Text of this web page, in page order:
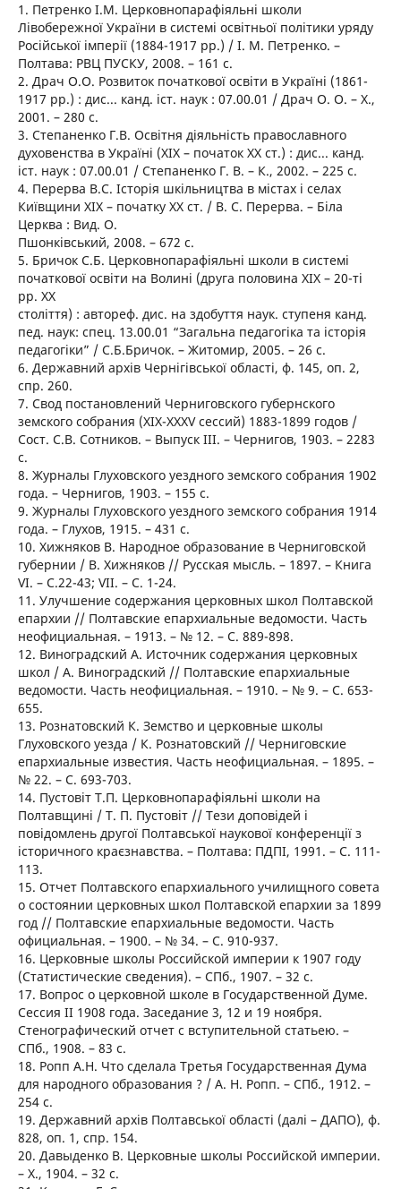
1. Петренко І.М. Церковнопарафіяльні школи
Лівобережної України в системі освітньої політики уряду
Російської імперії (1884-1917 рр.) / І. М. Петренко. –
Полтава: РВЦ ПУСКУ, 2008. – 161 с.
2. Драч О.О. Розвиток початкової освіти в Україні (1861-
1917 рр.) : дис... канд. іст. наук : 07.00.01 / Драч О. О. – Х.,
2001. – 280 с.
3. Степаненко Г.В. Освітня діяльність православного
духовенства в Україні (ХІХ – початок ХХ ст.) : дис... канд.
іст. наук : 07.00.01 / Степаненко Г. В. – К., 2002. – 225 с.
4. Перерва В.С. Історія шкільництва в містах і селах
Київщини ХІХ – початку ХХ ст. / В. С. Перерва. – Біла
Церква : Вид. О.
Пшонківський, 2008. – 672 с.
5. Бричок С.Б. Церковнопарафіяльні школи в системі
початкової освіти на Волині (друга половина ХІХ – 20-ті
рр. ХХ
століття) : автореф. дис. на здобуття наук. ступеня канд.
пед. наук: спец. 13.00.01 “Загальна педагогіка та історія
педагогіки” / С.Б.Бричок. – Житомир, 2005. – 26 с.
6. Державний архів Чернігівської області, ф. 145, оп. 2,
спр. 260.
7. Свод постановлений Черниговского губернского
земского собрания (XIX-XXXV сессий) 1883-1899 годов /
Сост. С.В. Сотников. – Выпуск III. – Чернигов, 1903. – 2283
с.
8. Журналы Глуховского уездного земского собрания 1902
года. – Чернигов, 1903. – 155 с.
9. Журналы Глуховского уездного земского собрания 1914
года. – Глухов, 1915. – 431 с.
10. Хижняков В. Народное образование в Черниговской
губернии / В. Хижняков // Русская мысль. – 1897. – Книга
VI. – С.22-43; VII. – С. 1-24.
11. Улучшение содержания церковных школ Полтавской
епархии // Полтавские епархиальные ведомости. Часть
неофициальная. – 1913. – № 12. – С. 889-898.
12. Виноградский А. Источник содержания церковных
школ / А. Виноградский // Полтавские епархиальные
ведомости. Часть неофициальная. – 1910. – № 9. – С. 653-
655.
13. Рознатовский К. Земство и церковные школы
Глуховского уезда / К. Рознатовский // Черниговские
епархиальные известия. Часть неофициальная. – 1895. –
№ 22. – С. 693-703.
14. Пустовіт Т.П. Церковнопарафіяльні школи на
Полтавщині / Т. П. Пустовіт // Тези доповідей і
повідомлень другої Полтавської наукової конференції з
історичного краєзнавства. – Полтава: ПДПІ, 1991. – С. 111-
113.
15. Отчет Полтавского епархиального училищного совета
о состоянии церковных школ Полтавской епархии за 1899
год // Полтавские епархиальные ведомости. Часть
официальная. – 1900. – № 34. – С. 910-937.
16. Церковные школы Российской империи к 1907 году
(Статистические сведения). – СПб., 1907. – 32 с.
17. Вопрос о церковной школе в Государственной Думе.
Сессия II 1908 года. Заседание 3, 12 и 19 ноября.
Стенографический отчет с вступительной статьею. –
СПб., 1908. – 83 с.
18. Ропп А.Н. Что сделала Третья Государственная Дума
для народного образования ? / А. Н. Ропп. – СПб., 1912. –
254 с.
19. Державний архів Полтавської області (далі – ДАПО), ф.
828, оп. 1, спр. 154.
20. Давыденко В. Церковные школы Российской империи.
– Х., 1904. – 32 с.